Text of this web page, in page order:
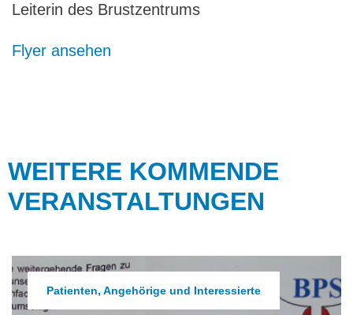
Leiterin des Brustzentrums
Flyer ansehen
WEITERE KOMMENDE
VERANSTALTUNGEN
Patienten, Angehörige und Interessierte